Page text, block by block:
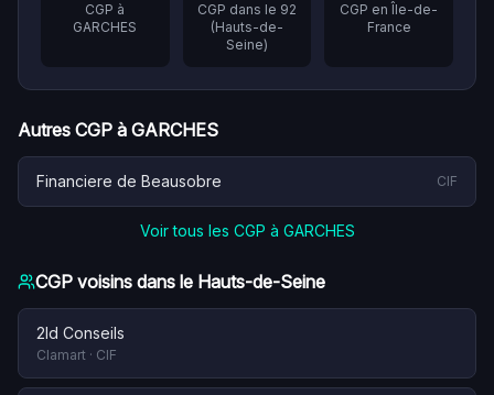
CGP à
GARCHES
CGP dans le 92
(Hauts-de-
Seine)
CGP en Île-de-
France
Autres CGP à GARCHES
Financiere de Beausobre CIF
Voir tous les CGP à GARCHES
CGP voisins dans le Hauts-de-Seine
2ld Conseils
Clamart · CIF